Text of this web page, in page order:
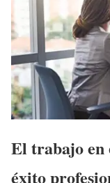
El trabajo en
éxito